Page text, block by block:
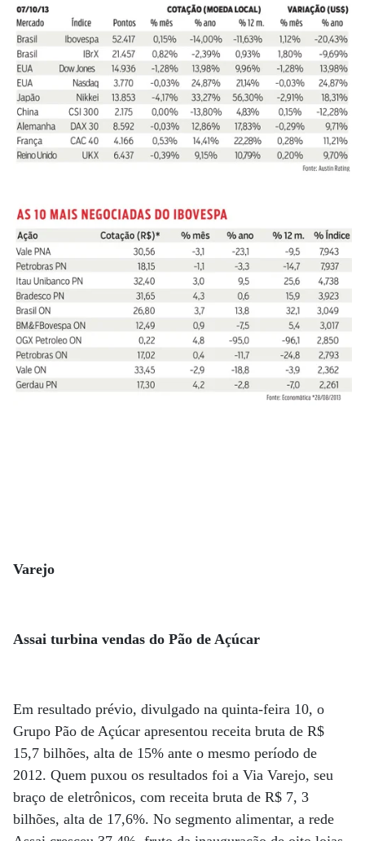
Varejo
Assai turbina vendas do Pão de Açúcar
Em resultado prévio, divulgado na quinta-feira 10, o
Grupo Pão de Açúcar apresentou receita bruta de R$
15,7 bilhões, alta de 15% ante o mesmo período de
2012. Quem puxou os resultados foi a Via Varejo, seu
braço de eletrônicos, com receita bruta de R$ 7, 3
bilhões, alta de 17,6%. No segmento alimentar, a rede